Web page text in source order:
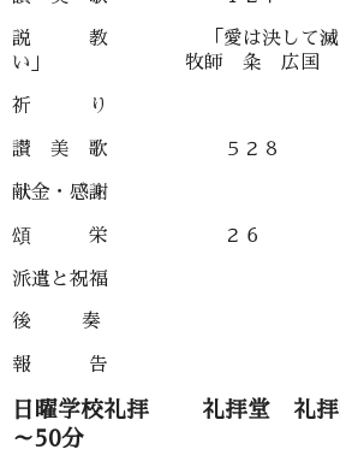
説 教 「愛は決して滅
い」 牧師 粂 広国
祈 り
讃 美 歌 ５２８
献金・感謝
頌 栄 ２６
派遣と祝福
後 奏
報 告
日曜学校礼拝 礼拝堂 礼拝
～50分